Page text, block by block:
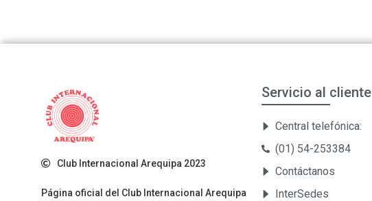
Club Internacional Arequipa 2023
Página oficial del Club Internacional Arequipa
Servicio al cliente
Central telefónica:
(01) 54-253384
Contáctanos
InterSedes